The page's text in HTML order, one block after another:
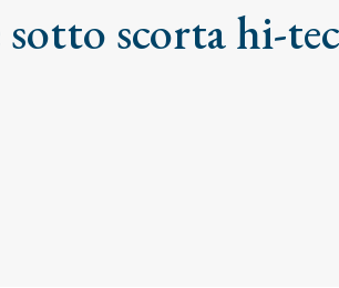
scorta hi-